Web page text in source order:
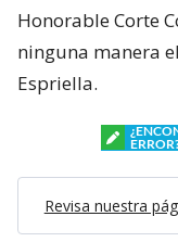
Honorable Corte
ninguna manera
Espriella.
Revisa nuestra